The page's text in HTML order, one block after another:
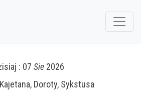
: 07 Sie 2026
Doroty, Sykstusa